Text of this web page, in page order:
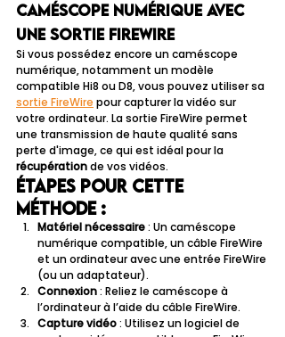
caméscope numérique avec
une sortie FireWire
Si vous possédez encore un caméscope
numérique, notamment un modèle
compatible Hi8 ou D8, vous pouvez utiliser sa
sortie FireWire pour capturer la vidéo sur
votre ordinateur. La sortie FireWire permet
une transmission de haute qualité sans
perte d'image, ce qui est idéal pour la
récupération de vos vidéos.
Étapes pour cette
méthode :
Matériel nécessaire : Un caméscope
numérique compatible, un câble FireWire
et un ordinateur avec une entrée FireWire
(ou un adaptateur).
Connexion : Reliez le caméscope à
l’ordinateur à l’aide du câble FireWire.
Capture vidéo : Utilisez un logiciel de